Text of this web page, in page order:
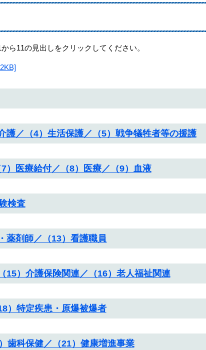
ら11の見出しをクリックしてください。
／（4）生活保護／（5）戦争犠牲者等の援護
医療給付／（8）医療／（9）血液
検査
剤師／（13）看護職員
）介護保険関連／（16）老人福祉関連
）特定疾患・原爆被爆者
科保健／（21）健康増進事業